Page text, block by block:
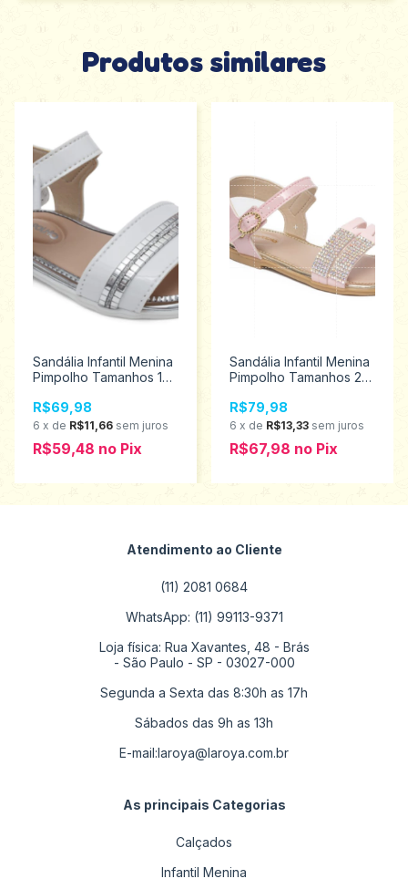
Produtos similares
Sandália Infantil Menina
Pimpolho Tamanhos 16
R$69,98
6 x de R$11,66 sem juros
R$59,48 no Pix
Sandália Infantil Menina
Pimpolho Tamanhos 22
R$79,98
6 x de R$13,33 sem juros
R$67,98 no Pix
Atendimento ao Cliente
(11) 2081 0684
WhatsApp: (11) 99113-9371
Loja física: Rua Xavantes, 48 - Brás
- São Paulo - SP - 03027-000
Segunda a Sexta das 8:30h as 17h
Sábados das 9h as 13h
E-mail:laroya@laroya.com.br
As principais Categorias
Calçados
Infantil Menina